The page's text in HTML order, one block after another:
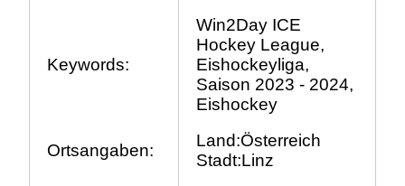
Keywords:
Win2Day ICE
Hockey League,
Eishockeyliga,
Saison 2023 - 2024,
Eishockey
Ortsangaben:
Land:Österreich
Stadt:Linz